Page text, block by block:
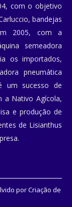
com o objetivo
bandejas
2005, com a
semeadora
os importados,
pneumática
um sucesso de
a Nativo Agícola,
e produção de
de Lisianthus
porCriação de